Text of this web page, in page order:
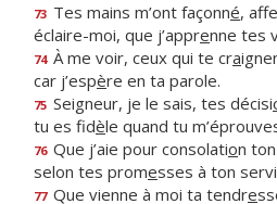
73 Tes mains m’ont façonné,
éclaire-moi, que j’apprenne tes
74 À me voir, ceux qui te cra
car j’espère en ta parole.
75 Seigneur, je le sais, tes décisi
tu es fidèle quand tu
76 Que j’aie pour consolation
selon tes promesses à ton
77 Que vienne à moi ta tendre